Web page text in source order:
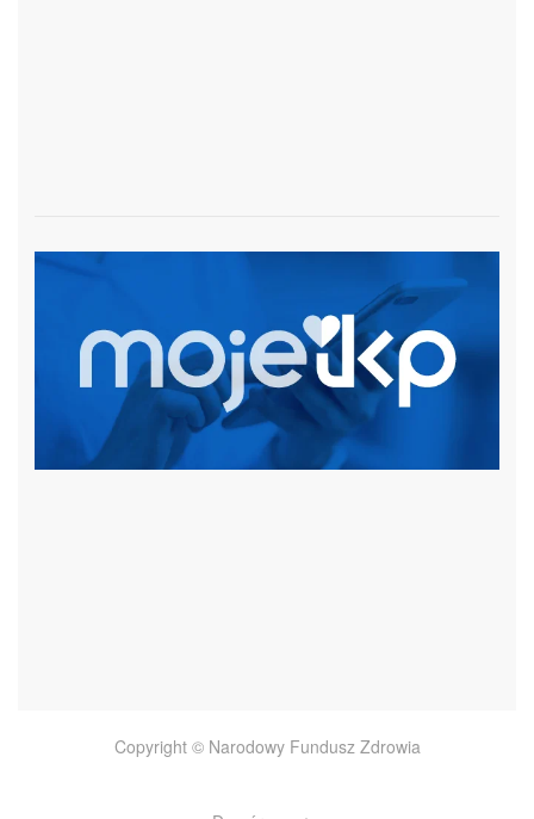
czytaj więcej
Copyright © Narodowy Fundusz Zdrowia